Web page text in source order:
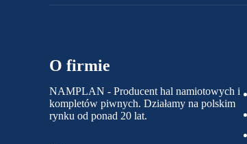
O firmie
NAMPLAN - Producent hal namiotowych i
kompletów piwnych. Działamy na polskim
rynku od ponad 20 lat.